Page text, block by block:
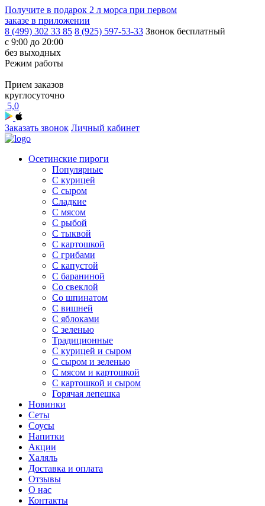
Получите в подарок 2 л морса при первом
заказе в приложении
8 (499) 302 33 85 8 (925) 597-53-33 Звонок бесплатный
с 9:00 до 20:00
без выходных
Режим работы
Прием заказов
круглосуточно
5,0
Заказать звонок Личный кабинет
Осетинские пироги
Популярные
С курицей
С сыром
Сладкие
С мясом
С рыбой
С тыквой
С картошкой
С грибами
С капустой
C бараниной
Со свеклой
Со шпинатом
С вишней
С яблоками
С зеленью
Традиционные
С курицей и сыром
С сыром и зеленью
С мясом и картошкой
С картошкой и сыром
Горячая лепешка
Новинки
Сеты
Соусы
Напитки
Акции
Халяль
Доставка и оплата
Отзывы
О нас
Контакты